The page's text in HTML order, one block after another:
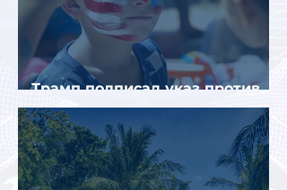
Трамп подписал указ против
«родильного туризма» в США